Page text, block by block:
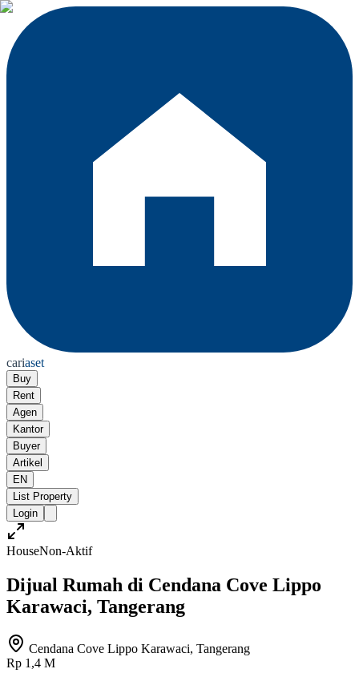
cariaset
Buy
Rent
Agen
Kantor
Buyer
Artikel
EN
List Property
Login
HouseNon-Aktif
Dijual Rumah di Cendana Cove Lippo
Karawaci, Tangerang
Cendana Cove Lippo Karawaci, Tangerang
Rp 1,4 M